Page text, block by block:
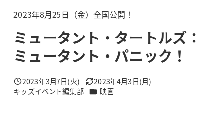
2023年8月25日（金）全国公開！
ミュータント・タートルズ：
ミュータント・パニック！
投稿日
2023年3月7日(火) 更新日
2023年4月3日(月)
著
キッズイベント編集部 カテゴリー
映画